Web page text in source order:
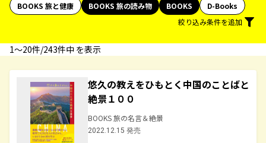
BOOKS 旅と健康
BOOKS 旅の読み物 BOOKS
D-Books
絞り込み条件を追加
1〜20件/243件中 を表示
悠久の教えをひもとく中国のことばと
絶景１００
BOOKS 旅の名言＆絶景
2022.12.15 発売